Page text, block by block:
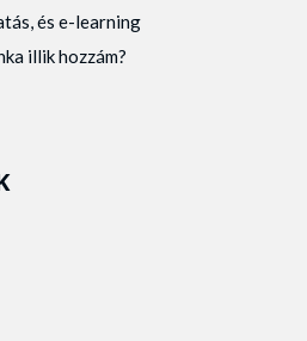
és e-learning
illik hozzám?